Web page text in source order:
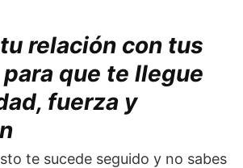
relación con tus
que te llegue
fuerza y
te sucede seguido y no sabes